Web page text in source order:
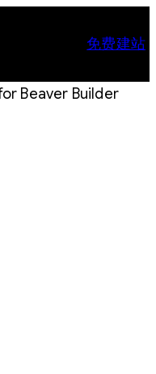
免费建站
Beaver Builder